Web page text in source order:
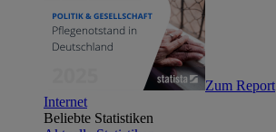
Zum Report
Internet
Beliebte Statistiken